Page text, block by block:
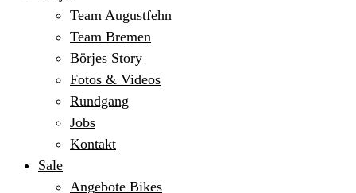
Team Augustfehn
Team Bremen
Börjes Story
Fotos & Videos
Rundgang
Jobs
Kontakt
Sale
Angebote Bikes